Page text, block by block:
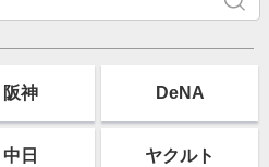
阪神 DeNA
中日 ヤクルト